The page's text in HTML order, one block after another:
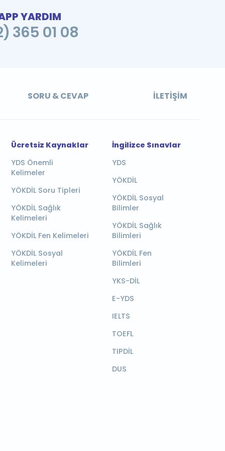
YARDIM
365 01 08
SORU & CEVAP İLETIŞIM
Ücretsiz Kaynaklar
YDS Önemli
Kelimeler
YÖKDİL Soru Tipleri
YÖKDİL Sağlık
Kelimeleri
YÖKDİL Fen Kelimeleri
YÖKDİL Sosyal
Kelimeleri
İngilizce Sınavlar
YDS
YÖKDİL
YÖKDİL Sosyal
Bilimler
YÖKDİL Sağlık
Bilimleri
YÖKDİL Fen
Bilimleri
YKS-DİL
E-YDS
IELTS
TOEFL
TIPDİL
DUS